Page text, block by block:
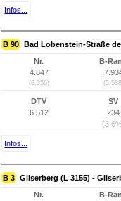
Infos...
B 90 Bad Lobenstein-Straße
Nr.
4.847
(8.356)
B-
DTV
6.512
SV
234
Infos...
B 3 Gilserberg (L 3155) -
Nr.
B-